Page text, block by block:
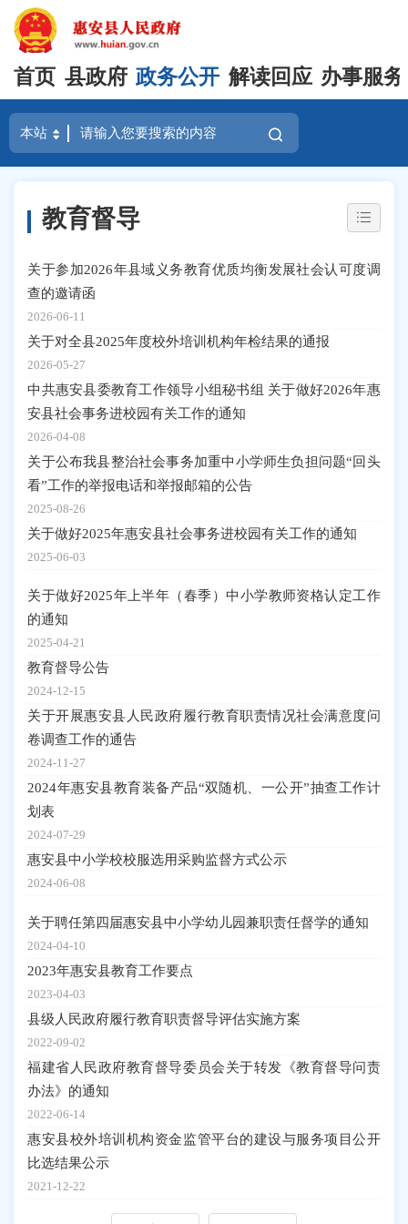
首页 县政府 政务公开 解读回应 办事服务
教育督导
关于参加2026年县域义务教育优质均衡发展社会认可度调
查的邀请函
2026-06-11
关于对全县2025年度校外培训机构年检结果的通报
2026-05-27
中共惠安县委教育工作领导小组秘书组 关于做好2026年惠
安县社会事务进校园有关工作的通知
2026-04-08
关于公布我县整治社会事务加重中小学师生负担问题“回头
看”工作的举报电话和举报邮箱的公告
2025-08-26
关于做好2025年惠安县社会事务进校园有关工作的通知
2025-06-03
关于做好2025年上半年（春季）中小学教师资格认定工作
的通知
2025-04-21
教育督导公告
2024-12-15
关于开展惠安县人民政府履行教育职责情况社会满意度问
卷调查工作的通告
2024-11-27
2024年惠安县教育装备产品“双随机、一公开”抽查工作计
划表
2024-07-29
惠安县中小学校校服选用采购监督方式公示
2024-06-08
关于聘任第四届惠安县中小学幼儿园兼职责任督学的通知
2024-04-10
2023年惠安县教育工作要点
2023-04-03
县级人民政府履行教育职责督导评估实施方案
2022-09-02
福建省人民政府教育督导委员会关于转发《教育督导问责
办法》的通知
2022-06-14
惠安县校外培训机构资金监管平台的建设与服务项目公开
比选结果公示
2021-12-22